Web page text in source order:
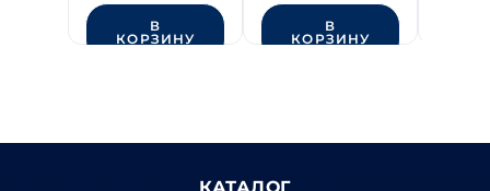
В
КОРЗИНУ
В
КОРЗИНУ